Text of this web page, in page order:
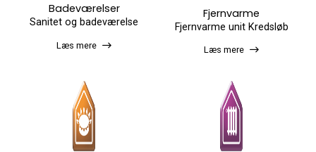
Badeværelser
Sanitet og badeværelse
Læs mere
Fjernvarme
Fjernvarme unit Kredsløb
Læs mere